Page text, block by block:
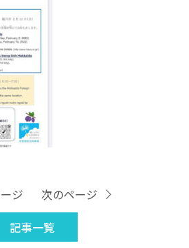
ジ
記事一覧
次のページ